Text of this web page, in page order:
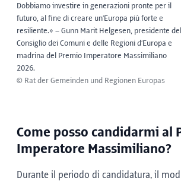
Dobbiamo investire in generazioni pronte per il
futuro, al fine di creare un’Europa più forte e
resiliente.» – Gunn Marit Helgesen, presidente del
Consiglio dei Comuni e delle Regioni d’Europa e
madrina del Premio Imperatore Massimiliano
2026.
© Rat der Gemeinden und Regionen Europas
Come posso candidarmi al
Imperatore Massimiliano?
Durante il periodo di candidatura, il